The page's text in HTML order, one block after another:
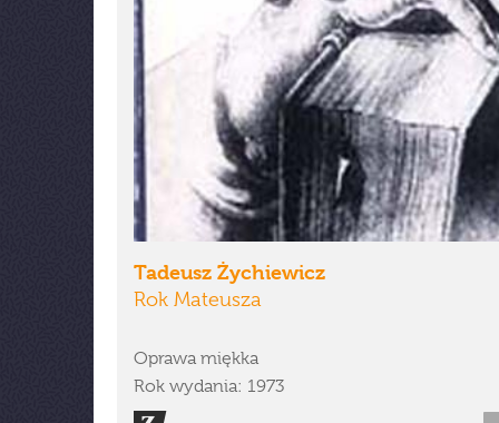
Tadeusz Żychiewicz
Rok Mateusza
Oprawa miękka
Rok wydania: 1973